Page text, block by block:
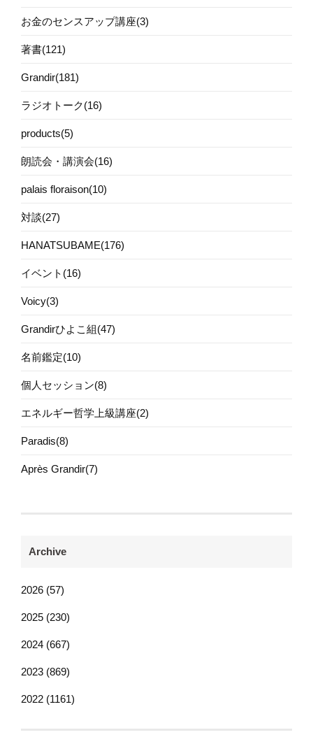
お金のセンスアップ講座(3)
著書(121)
Grandir(181)
ラジオトーク(16)
products(5)
朗読会・講演会(16)
palais floraison(10)
対談(27)
HANATSUBAME(176)
イベント(16)
Voicy(3)
Grandirひよこ組(47)
名前鑑定(10)
個人セッション(8)
エネルギー哲学上級講座(2)
Paradis(8)
Après Grandir(7)
Archive
2026 (57)
2025 (230)
2024 (667)
2023 (869)
2022 (1161)